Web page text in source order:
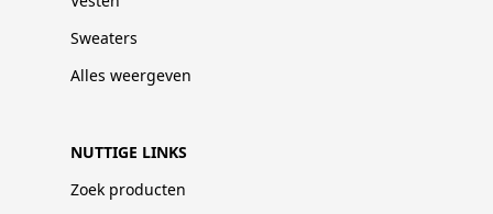
Sweaters
Alles weergeven
NUTTIGE LINKS
Zoek producten